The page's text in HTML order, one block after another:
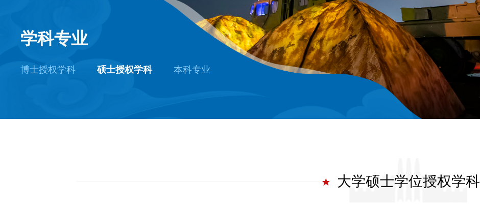
学科专业
博士授权学科 硕士授权学科 本科专业
大学硕士学位授权学科